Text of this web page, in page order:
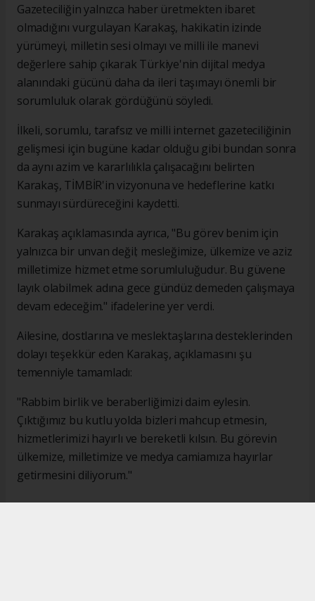
Gazeteciliğin yalnızca haber üretmekten ibaret
olmadığını vurgulayan Karakaş, hakikatin izinde
yürümeyi, milletin sesi olmayı ve milli ile manevi
değerlere sahip çıkarak Türkiye'nin dijital medya
alanındaki gücünü daha da ileri taşımayı önemli bir
sorumluluk olarak gördüğünü söyledi.
İlkeli, sorumlu, tarafsız ve milli internet gazeteciliğinin
gelişmesi için bugüne kadar olduğu gibi bundan sonra
da aynı azim ve kararlılıkla çalışacağını belirten
Karakaş, TİMBİR'in vizyonuna ve hedeflerine katkı
sunmayı sürdüreceğini kaydetti.
Karakaş açıklamasında ayrıca, "Bu görev benim için
yalnızca bir unvan değil; mesleğimize, ülkemize ve aziz
milletimize hizmet etme sorumluluğudur. Bu güvene
layık olabilmek adına gece gündüz demeden çalışmaya
devam edeceğim." ifadelerine yer verdi.
Ailesine, dostlarına ve meslektaşlarına desteklerinden
dolayı teşekkür eden Karakaş, açıklamasını şu
temenniyle tamamladı:
"Rabbim birlik ve beraberliğimizi daim eylesin.
Çıktığımız bu kutlu yolda bizleri mahcup etmesin,
hizmetlerimizi hayırlı ve bereketli kılsın. Bu görevin
ülkemize, milletimize ve medya camiamıza hayırlar
getirmesini diliyorum."